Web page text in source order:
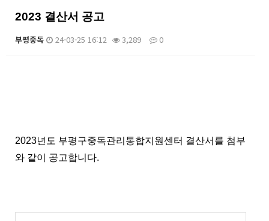
2023 결산서 공고
부평중독 24-03-25 16:12 3,289 0
2023년도 부평구중독관리통합지원센터 결산서를 첨부
와 같이 공고합니다.